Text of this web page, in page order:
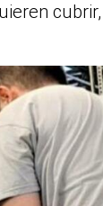
cubrir,